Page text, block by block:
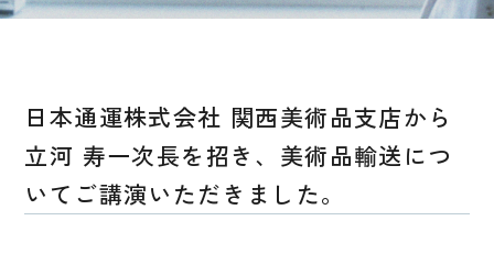
日本通運株式会社 関西美術品支店から
立河 寿一次長を招き、美術品輸送につ
いてご講演いただきました。